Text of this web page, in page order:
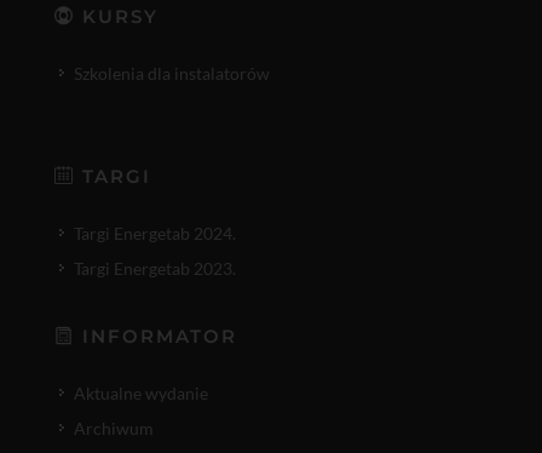
KURSY
Szkolenia dla instalatorów
TARGI
Targi Energetab 2024.
Targi Energetab 2023.
INFORMATOR
Aktualne wydanie
Archiwum